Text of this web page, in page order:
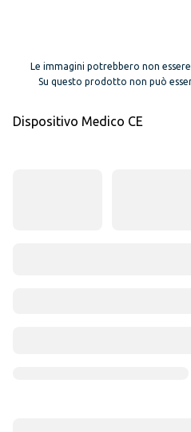
Le immagini potrebbero non
Su questo prodotto non può
Dispositivo Medico CE